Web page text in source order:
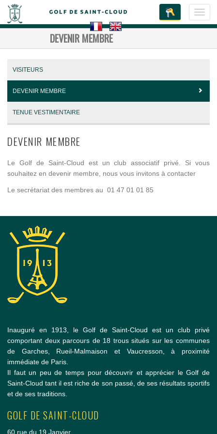
DEVENIR MEMBRE
VISITEURS
DEVENIR MEMBRE
TENUE VESTIMENTAIRE
DEVENIR MEMBRE
Le Golf de Saint-Cloud est un club associatif privé. Si vous
souhaitez en devenir membre, nous vous invitons à contacter
Le secrétariat des membres au 01 47 01 01 85
Inauguré en 1913, le Golf de Saint-Cloud est un club privé
comportant deux parcours de 18 trous situés sur les communes
de Garches, Rueil-Malmaison et Vaucresson, à proximité
immédiate de Paris.
Il faut un peu de temps pour découvrir et apprécier le Golf de
Saint-Cloud tant il est riche de son passé, de ses résultats sportifs
et de ses traditions.
GOLF DE SAINT-CLOUD
60 rue du 19 Janvier